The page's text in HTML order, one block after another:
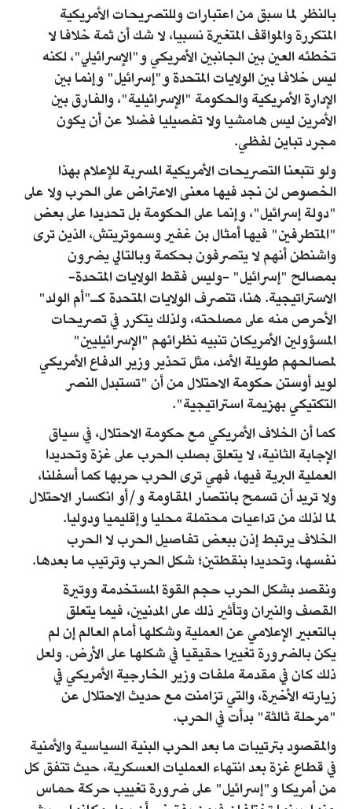
بالنظر لما سبق من اعتبارات وللتصريحات الأمريكية
المتكررة والمواقف المتغيرة نسبيا، لا شك أن ثمة خلافا لا
تخطئه العين بين الجانبين الأمريكي و"الإسرائيلي"، لكنه
ليس خلافا بين الولايات المتحدة و"إسرائيل" وإنما بين
الإدارة الأمريكية والحكومة "الإسرائيلية"، والفارق بين
الأمرين ليس هامشيا ولا تفصيليا فضلا عن أن يكون
مجرد تباين لفظي.
ولو تتبعنا التصريحات الأمريكية المسربة للإعلام بهذا
الخصوص لن نجد فيها معنى الاعتراض على الحرب ولا على
"دولة إسرائيل"، وإنما على الحكومة بل تحديدا على بعض
"المتطرفين" فيها أمثال بن غفير وسموتريتش، الذين ترى
واشنطن أنهم لا يتصرفون بحكمة وبالتالي يضرون
بمصالح "إسرائيل" -وليس فقط الولايات المتحدة-
الاستراتيجية. هنا، تتصرف الولايات المتحدة كـ"أم الولد"
الأحرص منه على مصلحته، ولذلك يتكرر في تصريحات
المسؤولين الأمريكان تنبيه نظرائهم "الإسرائيليين"
لمصالحهم طويلة الأمد، مثل تحذير وزير الدفاع الأمريكي
لويد أوستن حكومة الاحتلال من أن "تستبدل النصر
التكتيكي بهزيمة استراتيجية".
كما أن الخلاف الأمريكي مع حكومة الاحتلال، في سياق
الإجابة الثانية، لا يتعلق بصلب الحرب على غزة وتحديدا
العملية البرية فيها، فهي ترى الحرب حربها كما أسفلنا،
ولا تريد أن تسمح بانتصار المقاومة و/أو انكسار الاحتلال
لما لذلك من تداعيات محتملة محليا وإقليميا ودوليا.
الخلاف يرتبط إذن ببعض تفاصيل الحرب لا الحرب
نفسها، وتحديدا بنقطتين؛ شكل الحرب وترتيب ما بعدها.
ونقصد بشكل الحرب حجم القوة المستخدمة ووتيرة
القصف والنيران وتأثير ذلك على المدنيين، فيما يتعلق
بالتعبير الإعلامي عن العملية وشكلها أمام العالم إن لم
يكن بالضرورة تغييرا حقيقيا في شكلها على الأرض. ولعل
ذلك كان في مقدمة ملفات وزير الخارجية الأمريكي في
زيارته الأخيرة، والتي تزامنت مع حديث الاحتلال عن
"مرحلة ثالثة" بدأت في الحرب.
والمقصود بترتيبات ما بعد الحرب البنية السياسية والأمنية
في قطاع غزة بعد انتهاء العمليات العسكرية، حيث تتفق كل
من أمريكا و"إسرائيل" على ضرورة تغييب حركة حماس